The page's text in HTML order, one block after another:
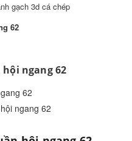
gạch 3d cá chép
62
ngang 62